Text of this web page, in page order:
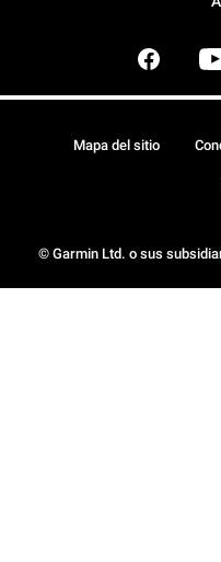
© Garmin Ltd. o sus
Mapa del sitio